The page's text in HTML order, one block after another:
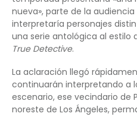
nueva», parte de la
interpretaría personajes
una serie antológica al estilo
True Detective.
La aclaración llegó
continuarán interpretando a
escenario, ese vecindario de
noreste de Los Ángeles,